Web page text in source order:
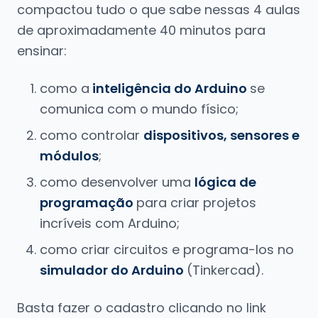
compactou tudo o que sabe nessas 4 aulas
de aproximadamente 40 minutos para
ensinar:
como a inteligência do Arduino se
comunica com o mundo físico;
como controlar dispositivos, sensores e
módulos;
como desenvolver uma lógica de
programação para criar projetos
incríveis com Arduino;
como criar circuitos e programa-los no
simulador do Arduino (Tinkercad).
Basta fazer o cadastro clicando no link